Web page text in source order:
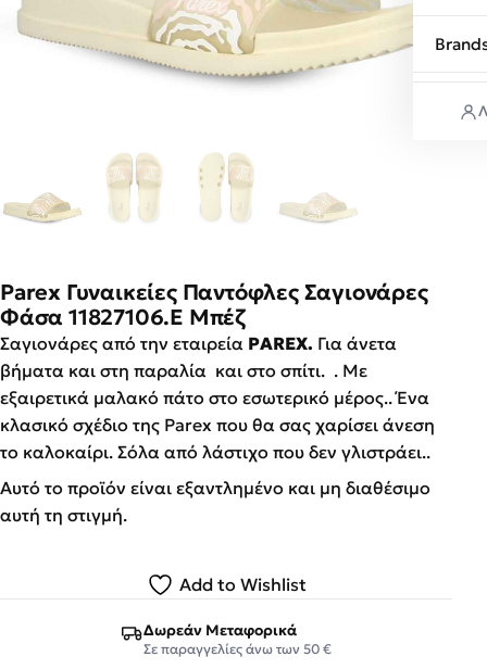
Parex Γυναικείες Παντόφλες Σαγιονάρες
Φάσα 11827106.E Μπέζ
Σαγιονάρες από την εταιρεία PAREX. Για άνετα
βήματα και στη παραλία και στο σπίτι. . Με
εξαιρετικά μαλακό πάτο στο εσωτερικό μέρος.. Ένα
κλασικό σχέδιο της Parex που θα σας χαρίσει άνεση
το καλοκαίρι. Σόλα από λάστιχο που δεν γλιστράει..
Αυτό το προϊόν είναι εξαντλημένο και μη διαθέσιμο
αυτή τη στιγμή.
Add to Wishlist
Δωρεάν Μεταφορικά
Σε παραγγελίες άνω των 50 €